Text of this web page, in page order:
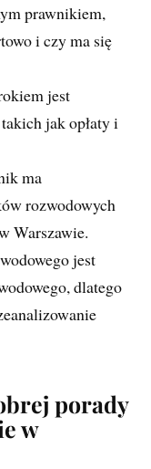
prawnikiem,
i czy ma się
jest
jak opłaty i
ma
rozwodowych
Warszawie.
jest
dlatego
porady
w